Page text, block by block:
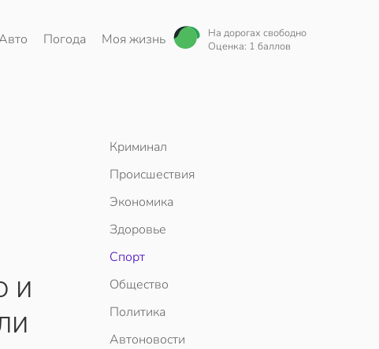
Погода Моя жизнь
На дорогах свободно
Оценка: 1 баллов
и
Криминал
Происшествия
Экономика
Здоровье
Спорт
Общество
Политика
Автоновости